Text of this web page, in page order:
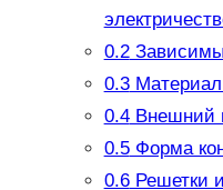
0.2
0.3Материал
0.4Внешний
0.5Форма
0.6Решетки